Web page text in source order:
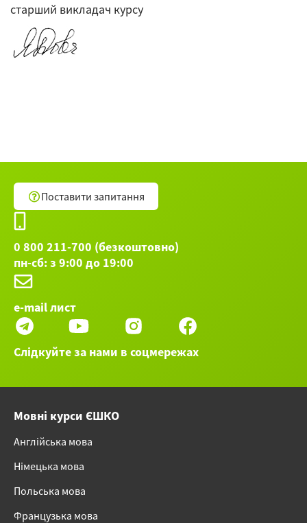
старший викладач курсу
Поставити запитання
0 800 211-700 (безкоштовно)
пн-сб: з 9:00 до 19:00
e-mail лист
Слідкуйте за нами в соцмережах
Мовні курси ЄШКО
Англійська мова
Німецька мова
Польська мова
Французька мова